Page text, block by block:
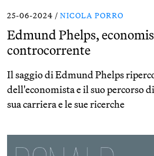
25-06-2024 / NICOLA PORRO
Edmund Phelps,
controcorrente
Il saggio di Edmund Phelps
dell'economista e il suo percorso
sua carriera e le sue ricerche